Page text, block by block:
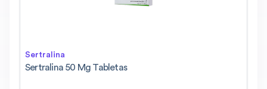
Sertralina
Sertralina 50 Mg Tabletas